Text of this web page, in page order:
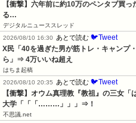
【衝撃】六年前に約10万のペンタブ買
る…
デジタルニューススレッド
2026/08/10 16:30
あとで読む 🐦Tweet
X民「40を過ぎた男が筋トレ・キャンプ
ら」⇒ 4万いいね超え
はちま起稿
2026/08/10 20:35
あとで読む 🐦Tweet
【衝撃】オウム真理教『教祖』の三女
大学「「「………」」」⇒！
不思議.net